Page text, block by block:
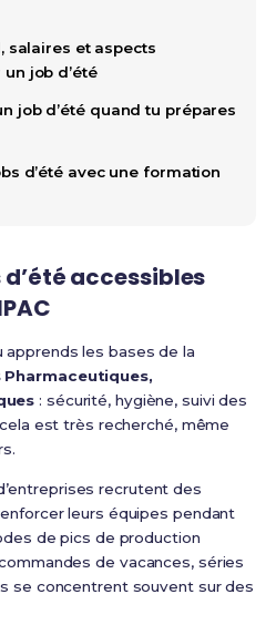
salaires et aspects
job d’été
job d’été quand tu prépares
d’été avec une formation
accessibles
apprends les bases de la
: sécurité, hygiène, suivi des
est très recherché, même
recrutent des
leurs équipes pendant
de pics de production
de vacances, séries
se concentrent souvent sur des